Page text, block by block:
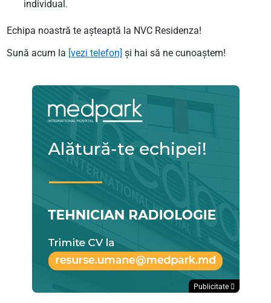
individual.
Echipa noastră te așteaptă la NVC Residenza!
Sună acum la [vezi telefon] și hai să ne cunoaștem!
Publicitate